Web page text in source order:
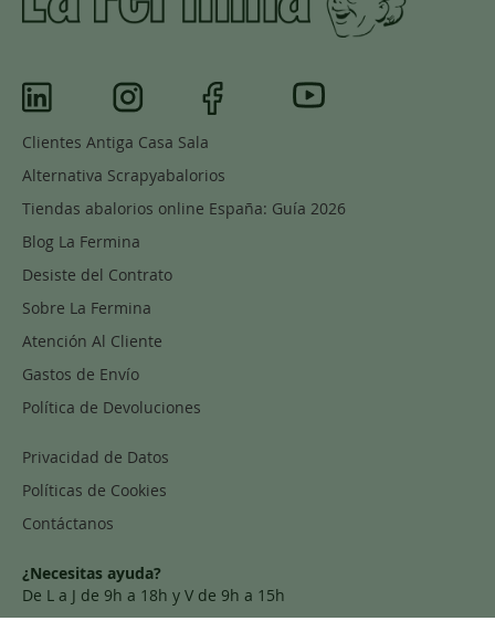
Clientes Antiga Casa Sala
Alternativa Scrapyabalorios
Tiendas abalorios online España: Guía 2026
Blog La Fermina
Desiste del Contrato
Sobre La Fermina
Atención Al Cliente
Gastos de Envío
Política de Devoluciones
Privacidad de Datos
Políticas de Cookies
Contáctanos
¿Necesitas ayuda?
De L a J de 9h a 18h y V de 9h a 15h